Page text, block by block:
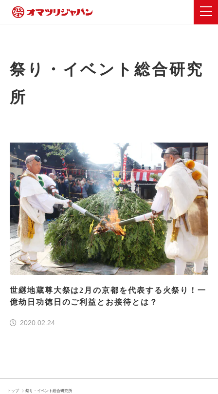
祭り・イベント総合研究
所
世継地蔵尊大祭は2月の京都を代表する火祭り！一
億劫日功徳日のご利益とお接待とは？
2020.02.24
トップ 祭り・イベント総合研究所